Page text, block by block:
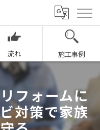
流れ 施工事例
フォームに
対策で家族